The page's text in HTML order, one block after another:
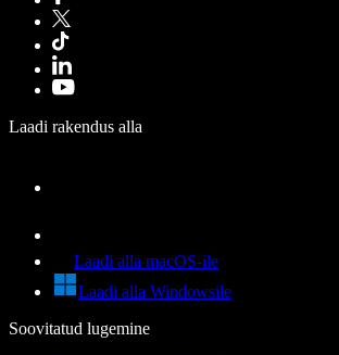
Laadi rakendus alla
Laadi alla macOS-ile
Laadi alla Windowsile
Soovitatud lugemine